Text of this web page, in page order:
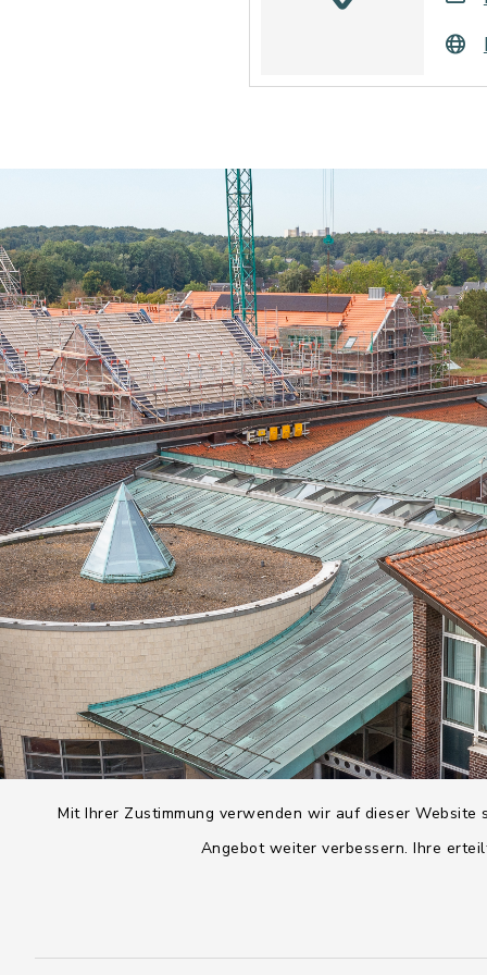
Mit Ihrer Zustimmung verwenden wir auf dieser
Angebot weiter verbessern. Ihre